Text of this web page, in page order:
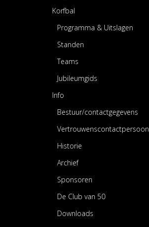
Korfbal
Programma & Uitslagen
Standen
Teams
Jubileumgids
Info
Bestuur/contactgegevens
Vertrouwenscontactpersoon
Historie
Archief
Sponsoren
De Club van 50
Downloads